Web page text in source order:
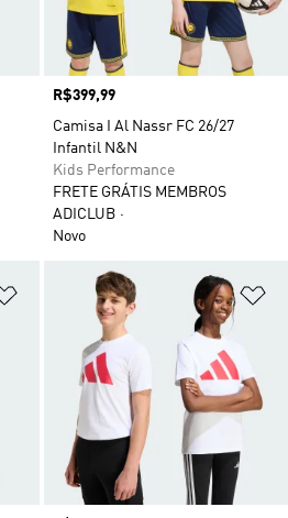
Preço
R$399,99
Camisa I Al Nassr FC 26/27
Infantil N&N
Kids Performance
FRETE GRÁTIS MEMBROS
ADICLUB
Novo
Adicionar à Lista de Desejos